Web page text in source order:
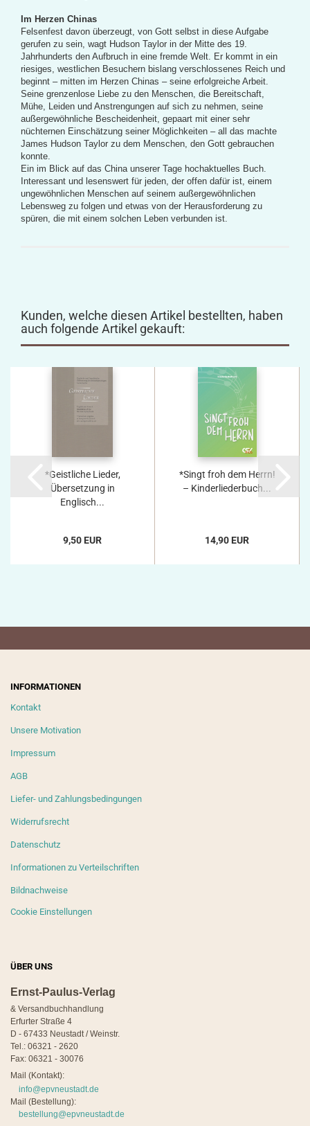
Im Herzen Chinas
Felsenfest davon überzeugt, von Gott selbst in diese Aufgabe
gerufen zu sein, wagt Hudson Taylor in der Mitte des 19.
Jahrhunderts den Aufbruch in eine fremde Welt. Er kommt in ein
riesiges, westlichen Besuchern bislang verschlossenes Reich und
beginnt – mitten im Herzen Chinas – seine erfolgreiche Arbeit.
Seine grenzenlose Liebe zu den Menschen, die Bereitschaft,
Mühe, Leiden und Anstrengungen auf sich zu nehmen, seine
außergewöhnliche Bescheidenheit, gepaart mit einer sehr
nüchternen Einschätzung seiner Möglichkeiten – all das machte
James Hudson Taylor zu dem Menschen, den Gott gebrauchen
konnte.
Ein im Blick auf das China unserer Tage hochaktuelles Buch.
Interessant und lesenswert für jeden, der offen dafür ist, einem
ungewöhnlichen Menschen auf seinem außergewöhnlichen
Lebensweg zu folgen und etwas von der Herausforderung zu
spüren, die mit einem solchen Leben verbunden ist.
Kunden, welche diesen Artikel bestellten, haben
auch folgende Artikel gekauft:
*Geistliche Lieder,
Übersetzung in
Englisch...
9,50 EUR
*Singt froh dem Herrn!
– Kinderliederbuch...
14,90 EUR
INFORMATIONEN
Kontakt
Unsere Motivation
Impressum
AGB
Liefer- und Zahlungsbedingungen
Widerrufsrecht
Datenschutz
Informationen zu Verteilschriften
Bildnachweise
Cookie Einstellungen
ÜBER UNS
Ernst-Paulus-Verlag
& Versandbuchhandlung
Erfurter Straße 4
D - 67433 Neustadt / Weinstr.
Tel.: 06321 - 2620
Fax: 06321 - 30076
Mail (Kontakt):
info@epvneustadt.de
Mail (Bestellung):
bestellung@epvneustadt.de